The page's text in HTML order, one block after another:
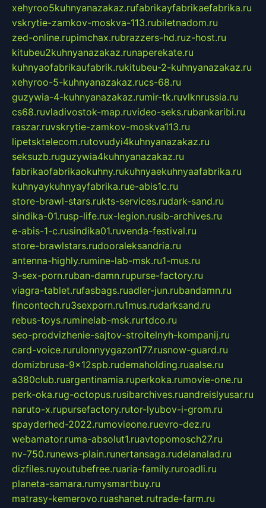
xehyroo5kuhnyanazakaz.rufabrikayfabrikaefabrika.ru
vskrytie-zamkov-moskva-113.rubiletnadom.ru
zed-online.rupimchax.rubrazzers-hd.ruz-host.ru
kitubeu2kuhnyanazakaz.runaperekate.ru
kuhnyaofabrikaufabrik.rukitubeu-2-kuhnyanazakaz.ru
xehyroo-5-kuhnyanazakaz.rucs-68.ru
guzywia-4-kuhnyanazakaz.rumir-tk.ruvlknrussia.ru
cs68.ruvladivostok-map.ruvideo-seks.rubankaribi.ru
raszar.ruvskrytie-zamkov-moskva113.ru
lipetsktelecom.rutovudyi4kuhnyanazakaz.ru
seksuzb.ruguzywia4kuhnyanazakaz.ru
fabrikaofabrikaokuhny.rukuhnyaekuhnyaafabrika.ru
kuhnyaykuhnyayfabrika.rue-abis1c.ru
store-brawl-stars.rukts-services.rudark-sand.ru
sindika-01.rusp-life.rux-legion.rusib-archives.ru
e-abis-1-c.rusindika01.ruvenda-festival.ru
store-brawlstars.rudooraleksandria.ru
antenna-highly.rumine-lab-msk.ru1-mus.ru
3-sex-porn.ruban-damn.rupurse-factory.ru
viagra-tablet.rufasbags.ruadler-jun.rubandamn.ru
fincontech.ru3sexporn.ru1mus.rudarksand.ru
rebus-toys.ruminelab-msk.rurtdco.ru
seo-prodvizhenie-sajtov-stroitelnyh-kompanij.ru
card-voice.rurulonnyygazon177.rusnow-guard.ru
domizbrusa-9x12spb.rudemaholding.ruaalse.ru
a380club.ruargentinamia.ruperkoka.rumovie-one.ru
perk-oka.rug-octopus.rusibarchives.ruandreislyusar.ru
naruto-x.rupursefactory.rutor-lyubov-i-grom.ru
spayderhed-2022.rumovieone.ruevro-dez.ru
webamator.ruma-absolut1.ruavtopomosch27.ru
nv-750.runews-plain.runertansaga.rudelanalad.ru
dizfiles.ruyoutubefree.ruaria-family.ruroadli.ru
planeta-samara.rumysmartbuy.ru
matrasy-kemerovo.ruashanet.rutrade-farm.ru